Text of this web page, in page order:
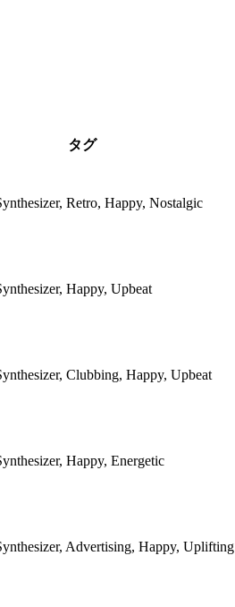
タグ
Retro, Happy, Nostalgic
Happy, Upbeat
Clubbing, Happy, Upbeat
Happy, Energetic
Advertising, Happy, Uplifting